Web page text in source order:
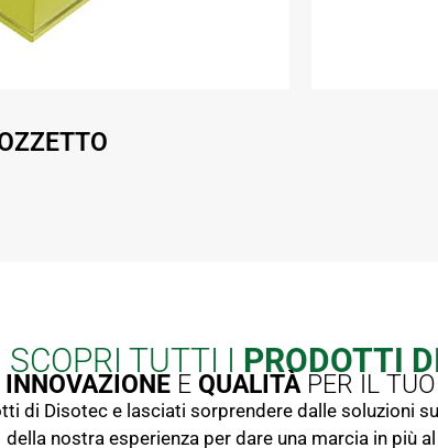
SCOPRI TUTTI I PRODOTTI
INNOVAZIONE E QUALITÀPER IL
di Disotec e lasciati sorprendere dalle soluzioni
della nostra esperienza per dare una marcia in più